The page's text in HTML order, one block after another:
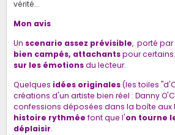
vérité...
Mon avis
Un scenario assez prévisible, porté par
bien campés, attachantspour certains.
sur les émotionsdu lecteur.
Quelques idées originales(les toiles
créations d'un artiste bien réel : Danny
confessions déposées dans la boîte aux
histoire rythmée font que l'on tourne
déplaisir.